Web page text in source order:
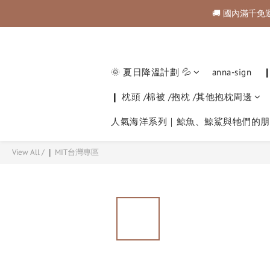
🚚 國內滿千免
🚚 國內滿千免
🚚 國內滿千
🌞 夏日降溫計劃 💦 anna-sign
❙ 枕頭 /棉被 /抱枕 /其他抱枕周邊
人氣海洋系列｜鯨魚、鯨鯊與牠們的
View All/ ❙ MIT台灣專區